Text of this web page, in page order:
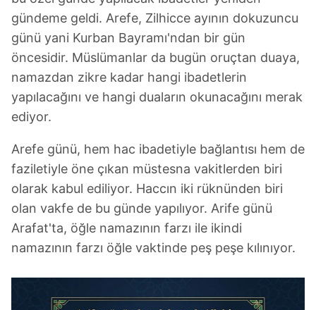
gündeme geldi. Arefe, Zilhicce ayının dokuzuncu
günü yani Kurban Bayramı'ndan bir gün
öncesidir. Müslümanlar da bugün oruçtan duaya,
namazdan zikre kadar hangi ibadetlerin
yapılacağını ve hangi duaların okunacağını merak
ediyor.
Arefe günü, hem hac ibadetiyle bağlantısı hem de
faziletiyle öne çıkan müstesna vakitlerden biri
olarak kabul ediliyor. Haccın iki rüknünden biri
olan vakfe de bu günde yapılıyor. Arife günü
Arafat'ta, öğle namazının farzı ile ikindi
namazının farzı öğle vaktinde peş peşe kılınıyor.